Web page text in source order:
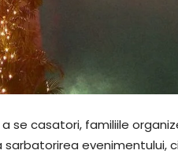
se casatori, familiile
sarbatorirea